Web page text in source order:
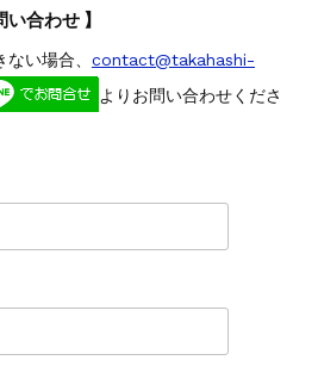
合わせ 】
い場合、 contact@takahashi-
よりお問い合わせくださ